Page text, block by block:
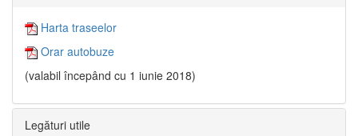
Harta traseelor
Orar autobuze
(valabil începând cu 1 iunie 2018)
Legături utile